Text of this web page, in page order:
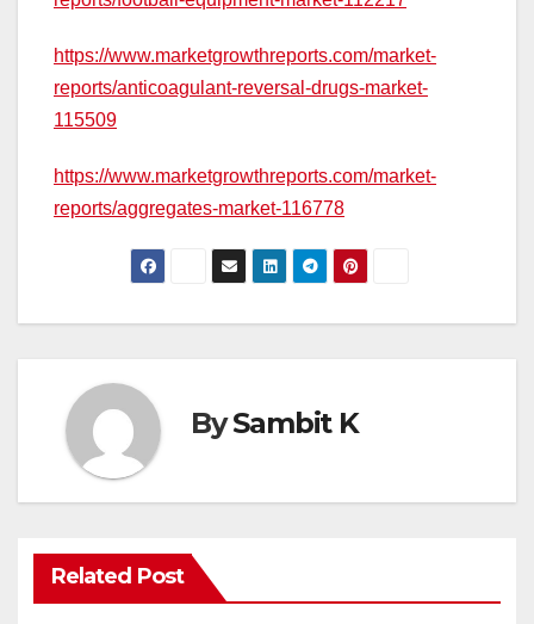
https://www.marketgrowthreports.com/market-
reports/anticoagulant-reversal-drugs-market-
115509
https://www.marketgrowthreports.com/market-
reports/aggregates-market-116778
BySambit K
Related Post